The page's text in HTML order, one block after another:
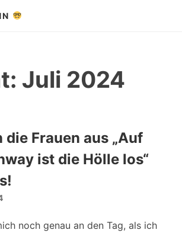
Juli 2024
die Frauen aus „Auf
ist die Hölle los“
noch genau an den Tag, als ich